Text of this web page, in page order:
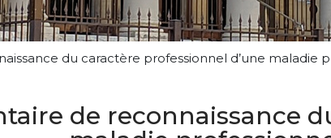
du caractère professionnel d’une maladie
de reconnaissance